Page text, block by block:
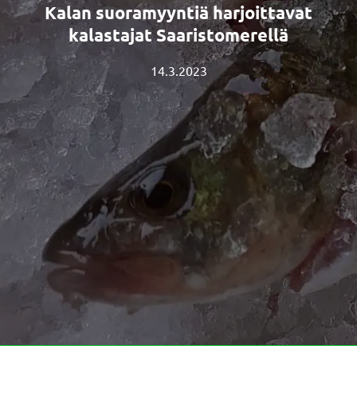
Kalan suoramyyntiä harjoittavat
kalastajat Saaristomerellä
14.3.2023